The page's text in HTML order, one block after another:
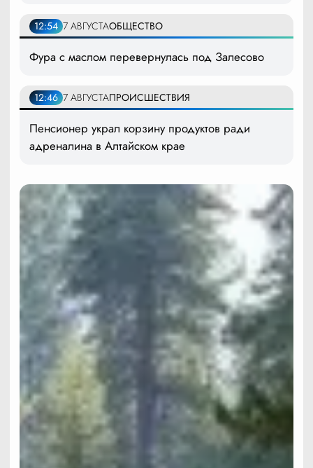
12:54 7 АВГУСТАОБЩЕСТВО
Фура с маслом перевернулась под Залесово
12:46 7 АВГУСТАПРОИСШЕСТВИЯ
Пенсионер украл корзину продуктов ради
адреналина в Алтайском крае